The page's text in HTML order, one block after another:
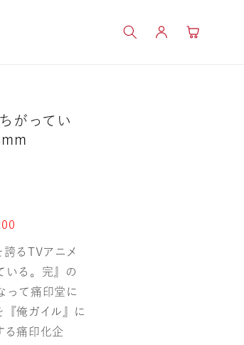
イ
ー
がってい
誇るTVアニメ
いる。完』の
って痛印堂に
俺ガイル』に
る痛印化企